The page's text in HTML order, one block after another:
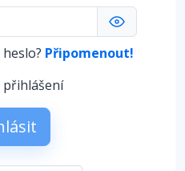
Připomenout!
přihlášení